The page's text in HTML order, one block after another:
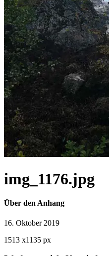
img_1176.jpg
Über den Anhang
16. Oktober 2019
1513 x1135 px